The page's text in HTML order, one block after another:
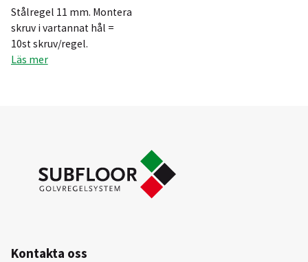
Stålregel 11 mm. Montera
skruv i vartannat hål =
10st skruv/regel.
Läs mer
Kontakta oss